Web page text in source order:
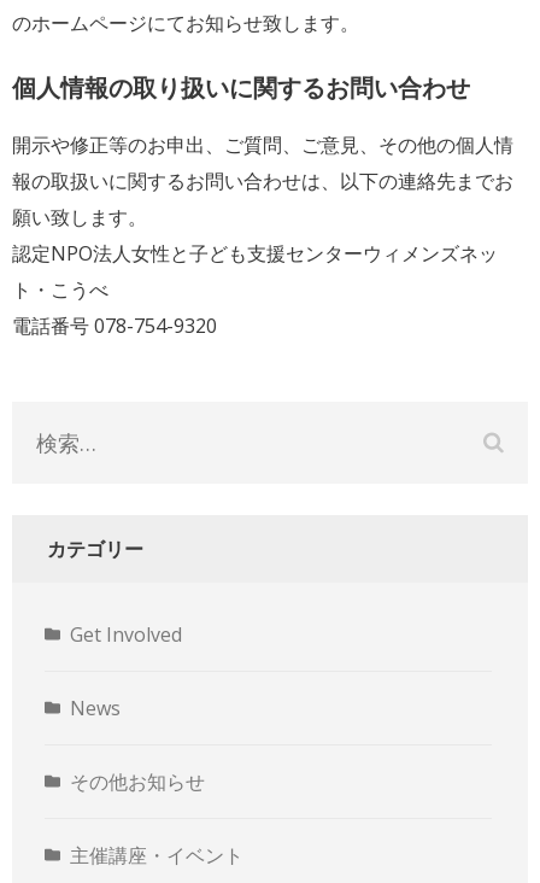
のホームページにてお知らせ致します。
個人情報の取り扱いに関するお問い合わせ
開示や修正等のお申出、ご質問、ご意見、その他の個人情
報の取扱いに関するお問い合わせは、以下の連絡先までお
願い致します。
認定NPO法人女性と子ども支援センターウィメンズネッ
ト・こうべ
電話番号 078-754-9320
検
カテゴリー
Get Involved
News
その他お知らせ
主催講座・イベント